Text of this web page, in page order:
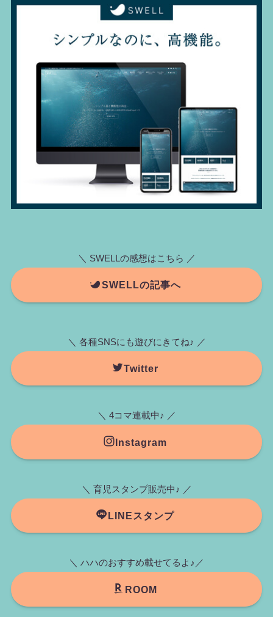
＼ SWELLの感想はこちら ／
SWELLの記事へ
＼ 各種SNSにも遊びにきてね♪ ／
Twitter
＼ 4コマ連載中♪ ／
Instagram
＼ 育児スタンプ販売中♪ ／
LINEスタンプ
＼ ハハのおすすめ載せてるよ♪／
ROOM